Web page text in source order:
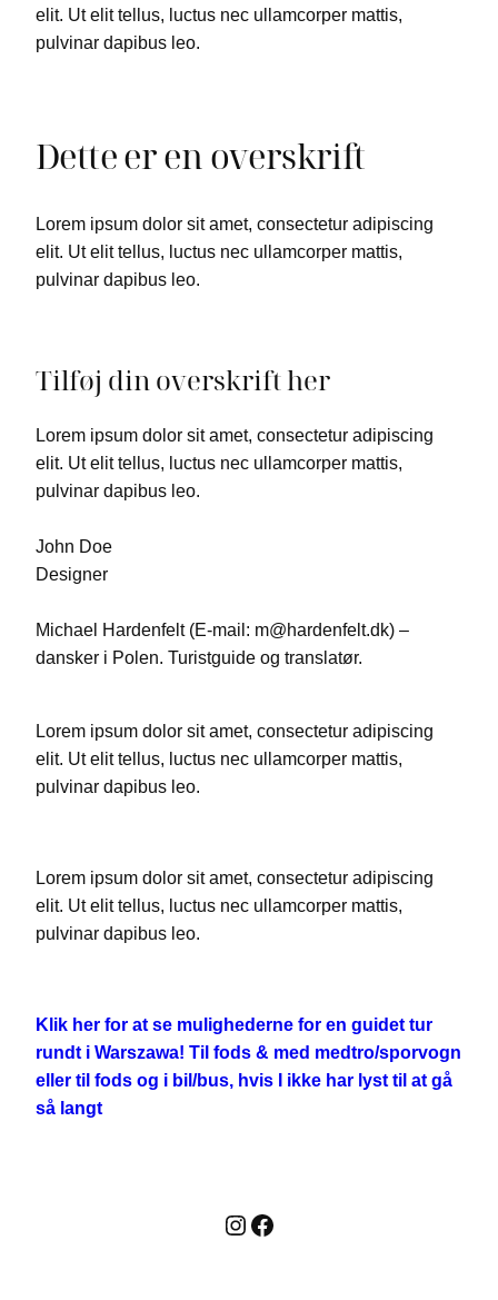
elit. Ut elit tellus, luctus nec ullamcorper mattis,
pulvinar dapibus leo.
Dette er en overskrift
Lorem ipsum dolor sit amet, consectetur adipiscing
elit. Ut elit tellus, luctus nec ullamcorper mattis,
pulvinar dapibus leo.
Tilføj din overskrift her
Lorem ipsum dolor sit amet, consectetur adipiscing
elit. Ut elit tellus, luctus nec ullamcorper mattis,
pulvinar dapibus leo.
John Doe
Designer
Michael Hardenfelt (E-mail: m@hardenfelt.dk) –
dansker i Polen. Turistguide og translatør.
Lorem ipsum dolor sit amet, consectetur adipiscing
elit. Ut elit tellus, luctus nec ullamcorper mattis,
pulvinar dapibus leo.
Lorem ipsum dolor sit amet, consectetur adipiscing
elit. Ut elit tellus, luctus nec ullamcorper mattis,
pulvinar dapibus leo.
Klik her for at se mulighederne for en guidet tur
rundt i Warszawa! Til fods & med medtro/sporvogn
eller til fods og i bil/bus, hvis I ikke har lyst til at gå
så langt